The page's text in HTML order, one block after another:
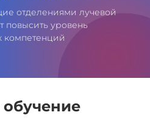
отделениями лучевой
повысить уровень
компетенций